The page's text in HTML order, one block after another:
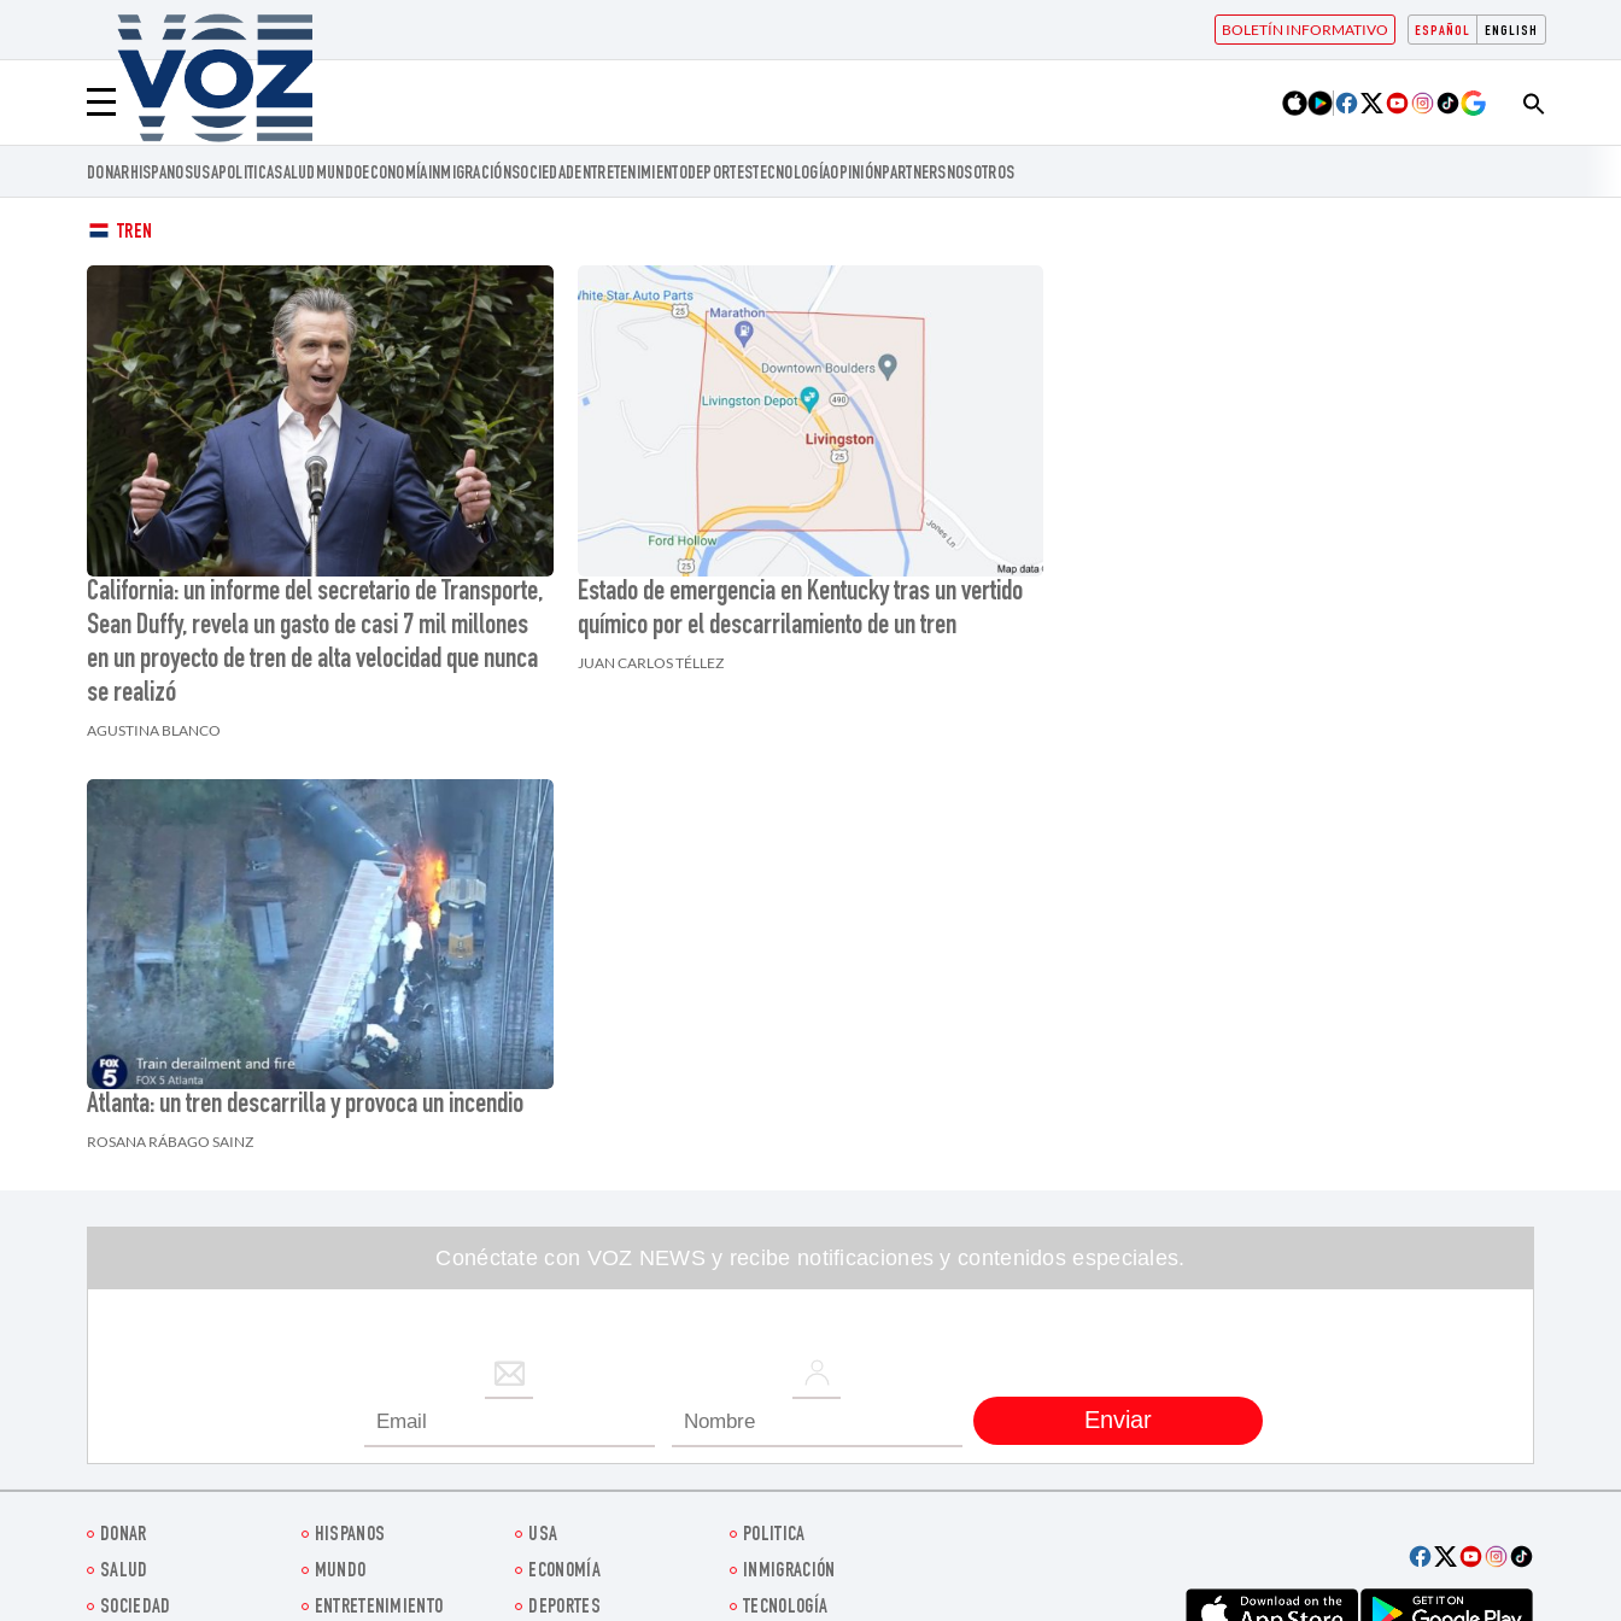
ESPAÑOL ENGLISH
BOLETÍN INFORMATIVO
Menú
Voz.us
DONARHISPANOSUSAPOLITICASALUD MUNDOECONOMÍAINMIGRACIÓNSOCIEDADENTRETENIMIENTODEPORTESTECNOLOGÍAOPINIÓNPARTNERSNOSOTROS
TREN
California: un informe del secretario de Transporte,
Sean Duffy, revela un gasto de casi 7 mil millones
en un proyecto de tren de alta velocidad que nunca
se realizó
AGUSTINA BLANCO
Estado de emergencia en Kentucky tras un vertido
químico por el descarrilamiento de un tren
JUAN CARLOS TÉLLEZ
Atlanta: un tren descarrilla y provoca un incendio
ROSANA RÁBAGO SAINZ
Conéctate con VOZ NEWS y recibe notificaciones y contenidos especiales.
DONAR HISPANOS USA
POLITICA
SALUD
MUNDO ECONOMÍA
INMIGRACIÓN
SOCIEDAD
ENTRETENIMIENTO DEPORTES TECNOLOGÍA